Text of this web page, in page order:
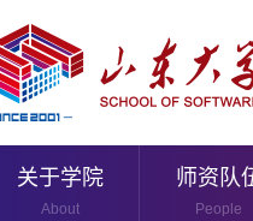
关于学院
About
师资队
People